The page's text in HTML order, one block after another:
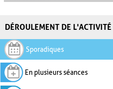
DÉROULEMENT DE L'ACTIVITÉ
Sporadiques
En plusieurs séances